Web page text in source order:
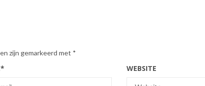
zijn gemarkeerd met *
* WEBSITE